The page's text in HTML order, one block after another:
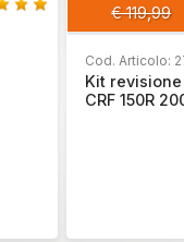
€ 119,99
Cod. Articolo:
Kit revisione
CRF 150R